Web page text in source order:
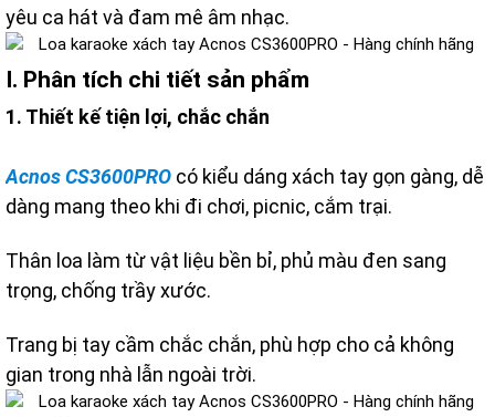
yêu ca hát và đam mê âm nhạc.
I. Phân tích chi tiết sản phẩm
1. Thiết kế tiện lợi, chắc chắn
Acnos CS3600PRO có kiểu dáng xách tay gọn gàng, dễ
dàng mang theo khi đi chơi, picnic, cắm trại.
Thân loa làm từ vật liệu bền bỉ, phủ màu đen sang
trọng, chống trầy xước.
Trang bị tay cầm chắc chắn, phù hợp cho cả không
gian trong nhà lẫn ngoài trời.